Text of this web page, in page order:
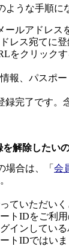
うな手順に
ールアドレス
レス宛てに
をクリック
報、パスポ
録完了です
解除したい
場合は、「 会
ていただい
トIDをご利
インしてい
トIDではい